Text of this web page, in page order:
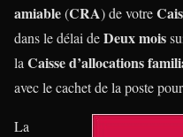
amiable(CRA) de votre
dans le délai deDeux mois
laCaisse d’allocations
avec le cachet de la poste
La